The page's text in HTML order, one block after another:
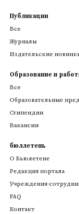
Публикации
Все
Журналы
Издательские
Образование и
Все
Образовательные
Стипендии
Вакансии
бюллетень
О Бьюлетене
Редакция портала
Учреждения-
FAQ
Контакт